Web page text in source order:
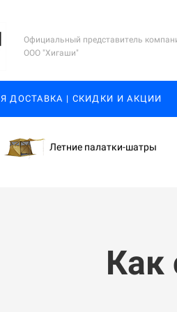
Официальный представитель
ООО "Хигаши"
ДОСТАВКА | СКИДКИ И АКЦИИ
Летние палатки-шатры
Как